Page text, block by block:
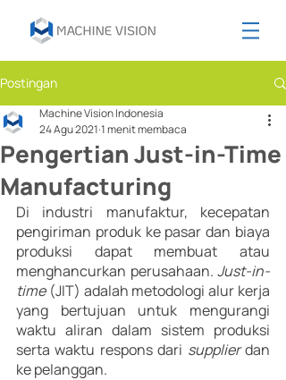
Postingan
Pengertian Just-in-Time
Manufacturing
Machine Vision Indonesia
24 Agu 2021 1 menit membaca
Di industri manufaktur, kecepatan
pengiriman produk ke pasar dan biaya
produksi dapat membuat atau
menghancurkan perusahaan. Just-in-
time (JIT) adalah metodologi alur kerja
yang bertujuan untuk mengurangi
waktu aliran dalam sistem produksi
serta waktu respons dari supplier dan
ke pelanggan.